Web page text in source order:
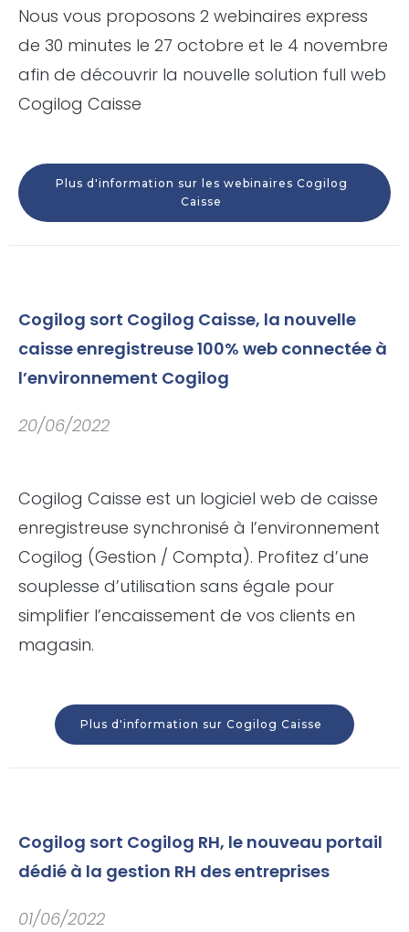
Nous vous proposons 2 webinaires express
de 30 minutes le 27 octobre et le 4 novembre
afin de découvrir la nouvelle solution full web
Cogilog Caisse
Plus d'information sur les webinaires Cogilog
Caisse
Cogilog sort Cogilog Caisse, la nouvelle
caisse enregistreuse 100% web connectée à
l’environnement Cogilog
20/06/2022
Cogilog Caisse est un logiciel web de caisse
enregistreuse synchronisé à l’environnement
Cogilog (Gestion / Compta). Profitez d’une
souplesse d’utilisation sans égale pour
simplifier l’encaissement de vos clients en
magasin.
Plus d'information sur Cogilog Caisse
Cogilog sort Cogilog RH, le nouveau portail
dédié à la gestion RH des entreprises
01/06/2022